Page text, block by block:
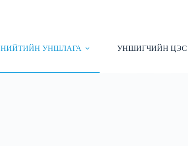
НИЙТИЙН УНШЛАГА УНШИГЧИЙН ЦЭС